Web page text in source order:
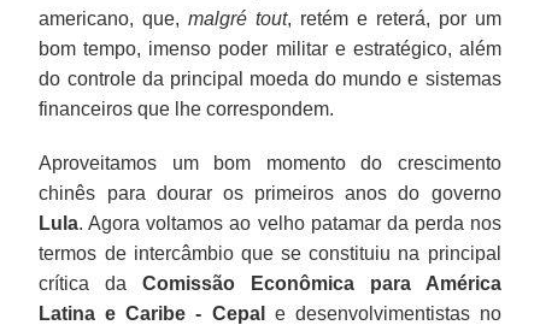
americano, que,malgré tout, retém e reterá, por um
bom tempo, imenso poder militar e estratégico, além
do controle da principal moeda do mundo e sistemas
financeiros que lhe correspondem.
Aproveitamos um bom momento do crescimento
chinês para dourar os primeiros anos do governo
Lula. Agora voltamos ao velho patamar da perda nos
termos de intercâmbio que se constituiu na principal
crítica daComissão Econômica para América
Latina e Caribe - Cepal
e desenvolvimentistas no